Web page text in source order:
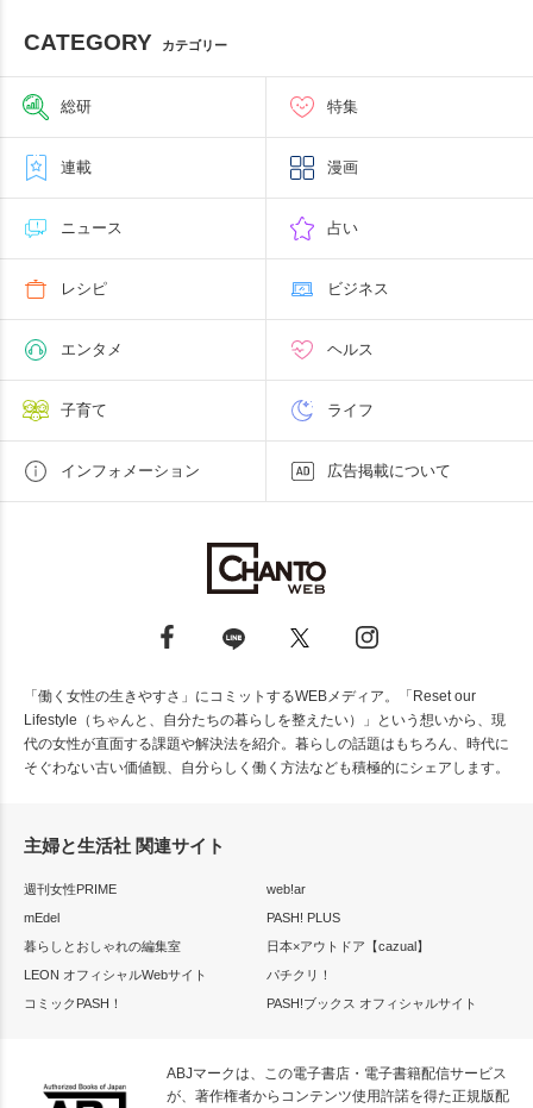
CATEGORY カテゴリー
総研 特集
連載 漫画
ニュース 占い
レシピ ビジネス
エンタメ ヘルス
子育て ライフ
インフォメーション 広告掲載について
「働く女性の生きやすさ」にコミットするWEBメディア。「Reset our
Lifestyle（ちゃんと、自分たちの暮らしを整えたい）」という想いから、現
代の女性が直面する課題や解決法を紹介。暮らしの話題はもちろん、時代に
そぐわない古い価値観、自分らしく働く方法なども積極的にシェアします。
主婦と生活社 関連サイト
週刊女性PRIME
web!ar
mEdel
PASH! PLUS
暮らしとおしゃれの編集室
日本×アウトドア【cazual】
LEON オフィシャルWebサイト
パチクリ！
コミックPASH！
PASH!ブックス オフィシャルサイト
ABJマークは、この電子書店・電子書籍配信サービス
が、著作権者からコンテンツ使用許諾を得た正規版配